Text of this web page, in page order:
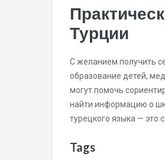
Турции
С желанием получить
образование детей,
могут помочь
найти информацию о
турецкого языка —
Tags